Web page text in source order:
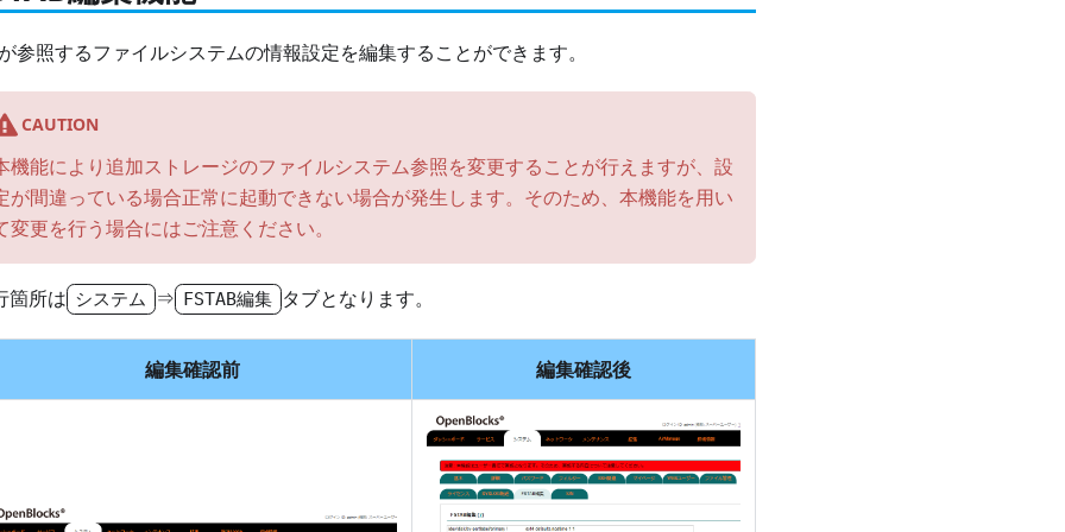
参照するファイルシステムの情報設定を編集することができます。
CAUTION
機能により追加ストレージのファイルシステム参照を変更することが行えますが、設
が間違っている場合正常に起動できない場合が発生します。そのため、本機能を用い
変更を行う場合にはご注意ください。
箇所は システム ⇒ FSTAB編集 タブとなります。
編集確認前 編集確認後